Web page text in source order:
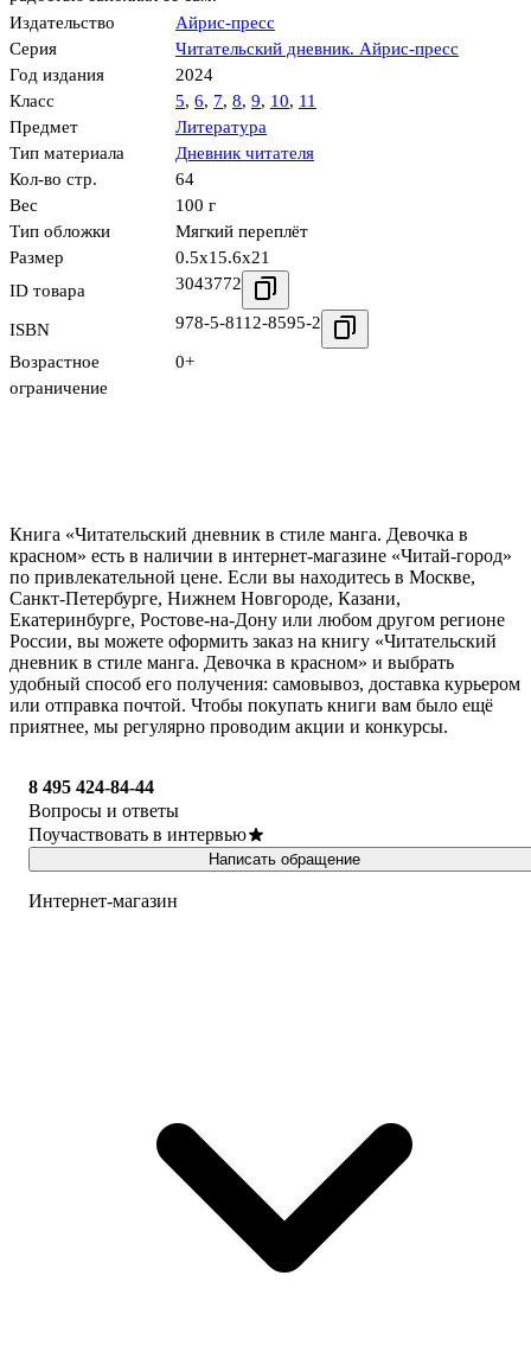
Издательство
Айрис-пресс
Серия
Читательский дневник. Айрис-пресс
Год издания
2024
Класс
5, 6, 7, 8, 9, 10, 11
Предмет
Литература
Тип материала
Дневник читателя
Кол-во стр.
64
Вес
100 г
Тип обложки
Мягкий переплёт
Размер
0.5x15.6x21
ID товара
3043772
ISBN 978-5-8112-8595-2
Возрастное
ограничение
0+
Книга «Читательский дневник в стиле манга. Девочка в
красном» есть в наличии в интернет-магазине «Читай-город»
по привлекательной цене. Если вы находитесь в Москве,
Санкт-Петербурге, Нижнем Новгороде, Казани,
Екатеринбурге, Ростове-на-Дону или любом другом регионе
России, вы можете оформить заказ на книгу «Читательский
дневник в стиле манга. Девочка в красном» и выбрать
удобный способ его получения: самовывоз, доставка курьером
или отправка почтой. Чтобы покупать книги вам было ещё
приятнее, мы регулярно проводим акции и конкурсы.
8 495 424-84-44
Вопросы и ответы
Поучаствовать в интервью
Написать обращение
Интернет-магазин